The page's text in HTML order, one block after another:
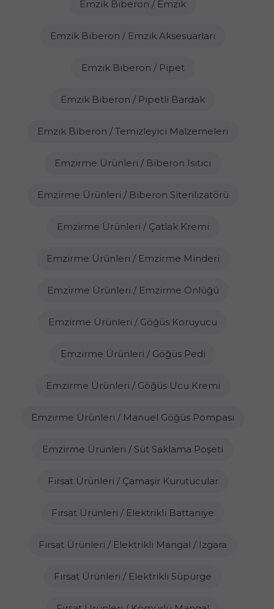
Emzik Biberon / Emzik
Emzik Biberon / Emzik Aksesuarları
Emzik Biberon / Pipet
Emzik Biberon / Pipetli Bardak
Emzik Biberon / Temizleyici Malzemeleri
Emzirme Ürünleri / Biberon Isıtıcı
Emzirme Ürünleri / Biberon Siterilizatörü
Emzirme Ürünleri / Çatlak Kremi
Emzirme Ürünleri / Emzirme Minderi
Emzirme Ürünleri / Emzirme Önlüğü
Emzirme Ürünleri / Göğüs Koruyucu
Emzirme Ürünleri / Göğüs Pedi
Emzirme Ürünleri / Göğüs Ucu Kremi
Emzirme Ürünleri / Manuel Göğüs Pompası
Emzirme Ürünleri / Süt Saklama Poşeti
Fırsat Ürünleri / Çamaşır Kurutucular
Fırsat Ürünleri / Elektrikli Battaniye
Fırsat Ürünleri / Elektrikli Mangal / Izgara
Fırsat Ürünleri / Elektrikli Süpürge